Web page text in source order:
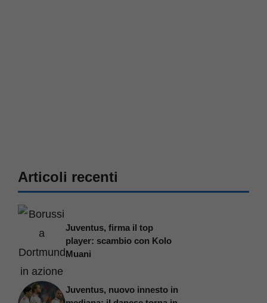
Articoli recenti
Juventus, firma il top
player: scambio con Kolo
Muani
Juventus, nuovo innesto in